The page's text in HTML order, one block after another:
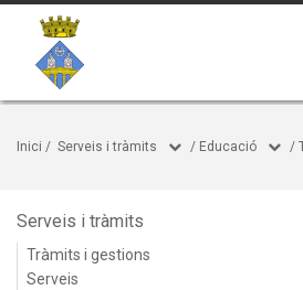
Inici / Serveis i tràmits / Educació /
Serveis i tràmits
Tràmits i gestions
Serveis